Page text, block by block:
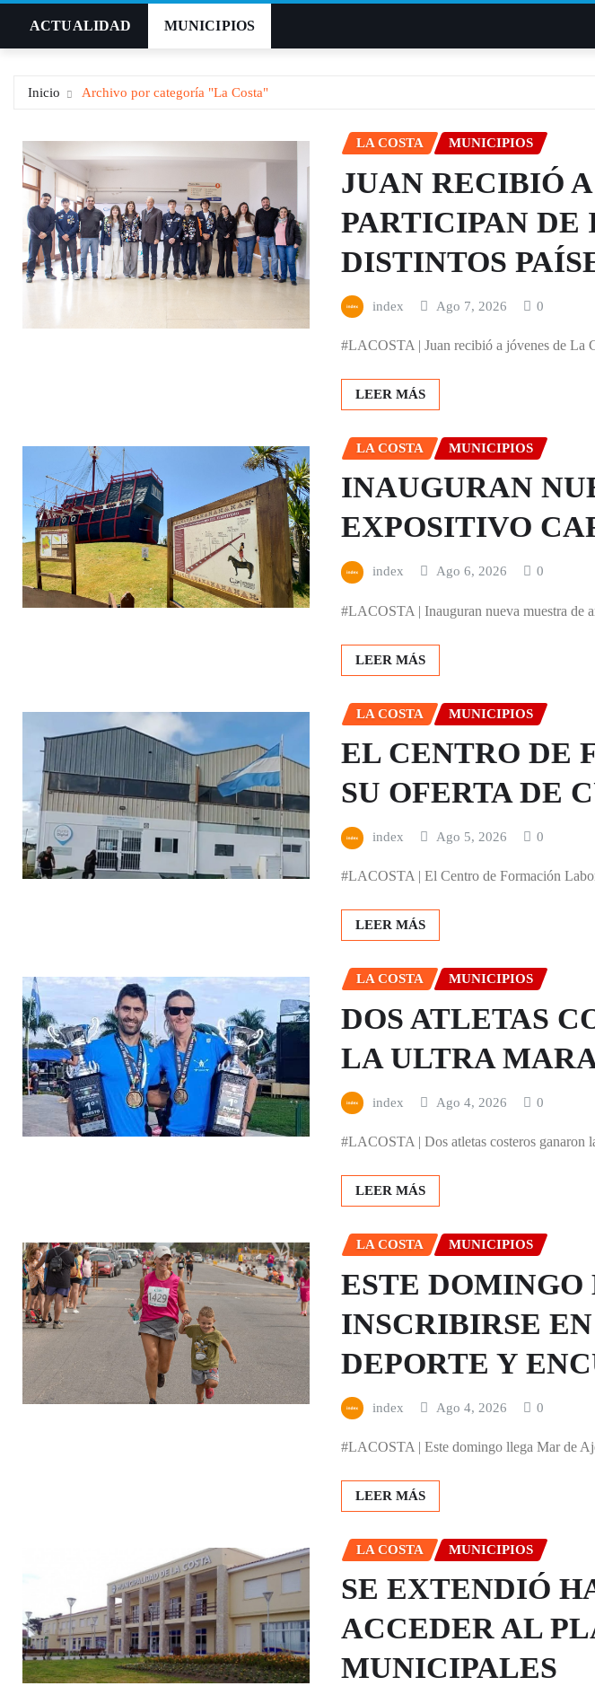
ACTUALIDAD MUNICIPIOS
Inicio Archivo por categoría "La Costa"
LA COSTA MUNICIPIOS
JUAN RECIBIÓ
PARTICIPAN DE
DISTINTOS
index Ago 7, 2026 0
#LACOSTA | Juan recibió a jóvenes de La
LEER MÁS
LA COSTA MUNICIPIOS
INAUGURAN
EXPOSITIVO
index Ago 6, 2026 0
#LACOSTA | Inauguran nueva muestra de
LEER MÁS
LA COSTA MUNICIPIOS
EL CENTRO DE
SU OFERTA DE
index Ago 5, 2026 0
#LACOSTA | El Centro de Formación
LEER MÁS
LA COSTA MUNICIPIOS
DOS ATLETAS
LA ULTRA
index Ago 4, 2026 0
#LACOSTA | Dos atletas costeros ganaron
LEER MÁS
LA COSTA MUNICIPIOS
ESTE
INSCRIBIRSE
DEPORTE Y
index Ago 4, 2026 0
#LACOSTA | Este domingo llega Mar de
LEER MÁS
LA COSTA MUNICIPIOS
SE EXTENDIÓ
ACCEDER AL
MUNICIPALES